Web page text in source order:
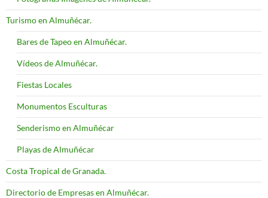
Turismo en Almuñécar.
Bares de Tapeo en Almuñécar.
Vídeos de Almuñécar.
Fiestas Locales
Monumentos Esculturas
Senderismo en Almuñécar
Playas de Almuñécar
Costa Tropical de Granada.
Directorio de Empresas en Almuñécar.